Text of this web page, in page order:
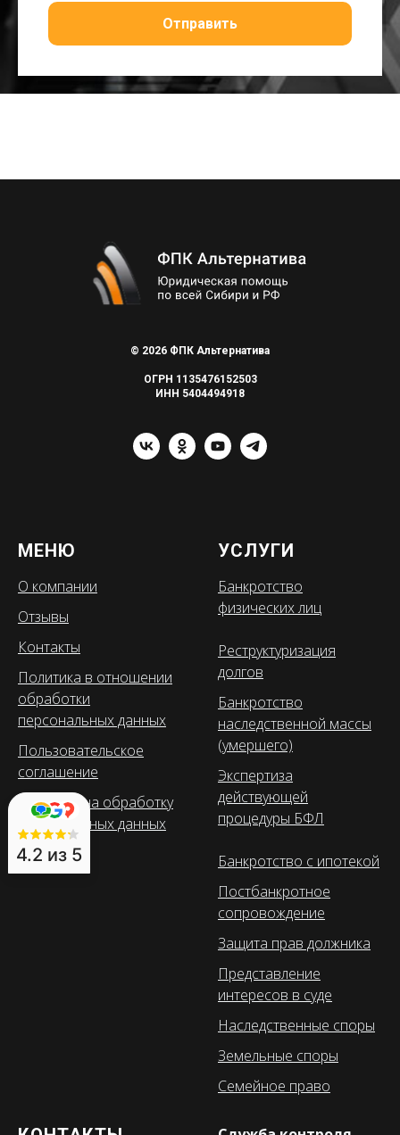
Отправить
© 2026 ФПК Альтернатива
ОГРН 1135476152503
ИНН 5404494918
МЕНЮ
О компании
Отзывы
Контакты
Политика в отношении
обработки
персональных данных
Пользовательское
соглашение
Согласие на обработку
персональных данных
УСЛУГИ
Банкротство
физических лиц
Реструктуризация
долгов
Банкротство
наследственной массы
(умершего)
Экспертиза
действующей
процедуры БФЛ
Банкротство с ипотекой
Постбанкротное
сопровождение
Защита прав должника
Представление
интересов в суде
Наследственные споры
Земельные споры
Семейное право
4.2 из 5